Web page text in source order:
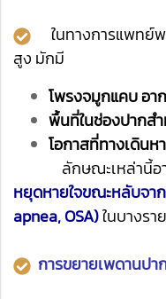
ในทางการแพทย์
สูง มักมี
โพรงจมูกแคบ อา
พื้นที่ในช่องปากส
โอกาสที่ทางเดิน
ลักษณะเหล่านี้อาจ
หยุดหายใจขณะหลับจ
apnea, OSA)ในบางราย
การขยายเพดานปา